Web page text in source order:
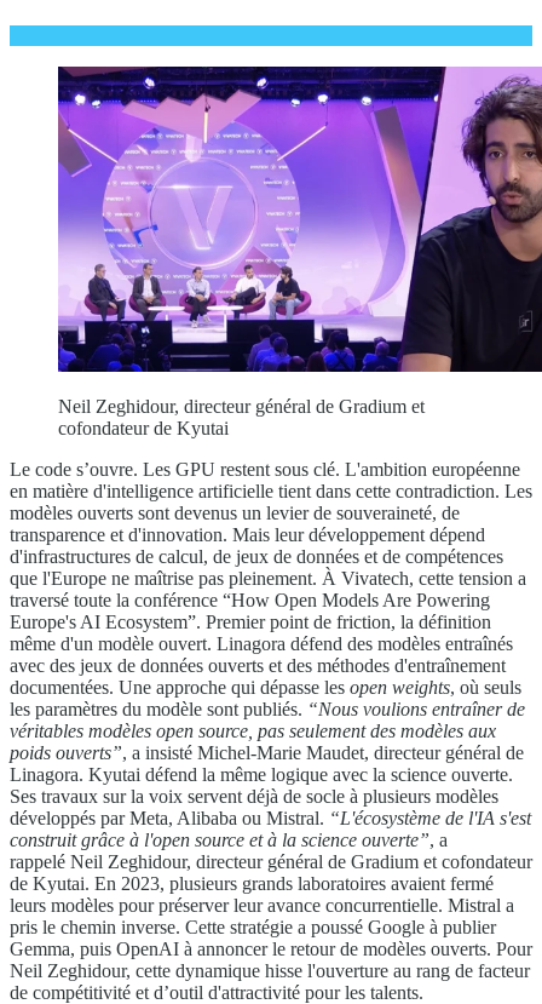
Neil Zeghidour, directeur général de Gradium et
cofondateur de Kyutai
Le code s’ouvre. Les GPU restent sous clé. L'ambition européenne
en matière d'intelligence artificielle tient dans cette contradiction. Les
modèles ouverts sont devenus un levier de souveraineté, de
transparence et d'innovation. Mais leur développement dépend
d'infrastructures de calcul, de jeux de données et de compétences
que l'Europe ne maîtrise pas pleinement. À Vivatech, cette tension a
traversé toute la conférence “How Open Models Are Powering
Europe's AI Ecosystem”. Premier point de friction, la définition
même d'un modèle ouvert. Linagora défend des modèles entraînés
avec des jeux de données ouverts et des méthodes d'entraînement
documentées. Une approche qui dépasse les open weights, où seuls
les paramètres du modèle sont publiés. “Nous voulions entraîner de
véritables modèles open source, pas seulement des modèles aux
poids ouverts”, a insisté Michel-Marie Maudet, directeur général de
Linagora. Kyutai défend la même logique avec la science ouverte.
Ses travaux sur la voix servent déjà de socle à plusieurs modèles
développés par Meta, Alibaba ou Mistral. “L'écosystème de l'IA s'est
construit grâce à l'open source et à la science ouverte”, a
rappelé Neil Zeghidour, directeur général de Gradium et cofondateur
de Kyutai. En 2023, plusieurs grands laboratoires avaient fermé
leurs modèles pour préserver leur avance concurrentielle. Mistral a
pris le chemin inverse. Cette stratégie a poussé Google à publier
Gemma, puis OpenAI à annoncer le retour de modèles ouverts. Pour
Neil Zeghidour, cette dynamique hisse l'ouverture au rang de facteur
de compétitivité et d’outil d'attractivité pour les talents.